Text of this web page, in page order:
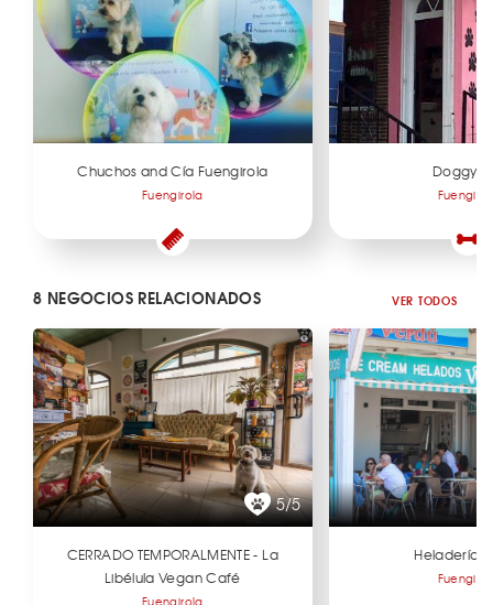
Chuchos and Cía Fuengirola
Fuengirola
Doggy
8 NEGOCIOS RELACIONADOS VER TODOS
5/5
CERRADO TEMPORALMENTE - La
Libélula Vegan Café
Fuengirola
Heladería